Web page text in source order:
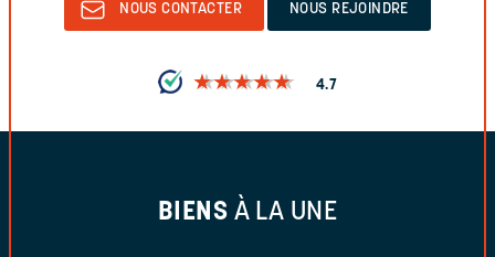
NOUS CONTACTER NOUS REJOINDRE
★★★★★
★★★★★ 4.7
BIENS À LA UNE